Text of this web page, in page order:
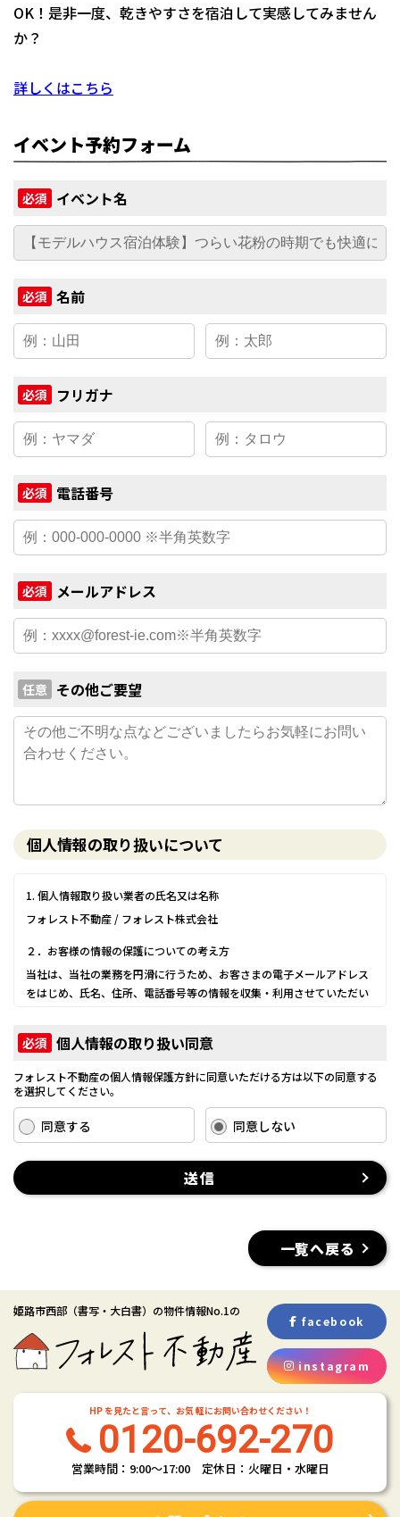
OK！是非一度、乾きやすさを宿泊して実感してみません
か？
詳しくはこちら
イベント予約フォーム
必須 イベント名
必須 名前
必須 フリガナ
必須 電話番号
必須 メールアドレス
任意 その他ご要望
個人情報の取り扱いについて
1. 個人情報取り扱い業者の氏名又は名称
フォレスト不動産 / フォレスト株式会社
２．お客様の情報の保護についての考え方
当社は、当社の業務を円滑に行うため、お客さまの電子メールアドレス
をはじめ、氏名、住所、電話番号等の情報を収集・利用させていただい
当社は、これらのお客さまの個人情報（以下「お客さま情報」といいま
す。）の適正な保護を重大な責務と認識し、この責務を果たすために、
(1) お客さま情報に適用される個人情報の保護に関する法律その他の関係
法令を遵守し、適切に取り扱います。また、適宜取扱いの改善に努めま
す。
(2) お客さま情報の取扱いに関する規程を明確にし、従業者に周知徹底し
ます。また、取引先等に対しても適切にお客さま情報を取り扱うように
(3) お客さま情報の収集に際しては、利用目的を特定して通知または公表
(4) お客さま情報の漏洩、紛失、改ざん等を防止するために必要な 対策
除、利用停止の依頼を所定の窓口でお受けして、誠意をもって対応いた
します。
具体的には、以下の内容に従ってお客さま情報の取り扱いをいたしま
す。
当社は、不動産についてのサービスをお客さまにご利用いただくにあた
り、各種の申込みの受付、訪問、提案、見積、各種の工事やサービス提
供等の機会に、当社が直接あるいは協力会社又は業務委託先等を通じ
て、お客さまの個人情報（お客さまの電子メールアドレス、氏名、住
所、電話番号等）を取得いたしますが、これらの個人情報は下記の目的
に利用させていただきます。
必須 個人情報の取り扱い同意
フォレスト不動産の個人情報保護方針に同意いただける方は以下の同意する
を選択してください。
同意する 同意しない
送信
一覧へ戻る
姫路市西部 （書写・大白書） の物件情報No.1の
facebook
instagram
HP を見たと言って、お気 軽にお問い合わせください！
0120-692-270
営業時間：9:00〜17:00 定休日：火曜日・水曜日